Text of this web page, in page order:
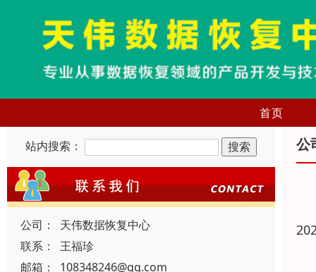
首页
站内搜索：
公司：
天伟数据恢复中心
联系：
王福珍
邮箱：
108348246@qq.com
公